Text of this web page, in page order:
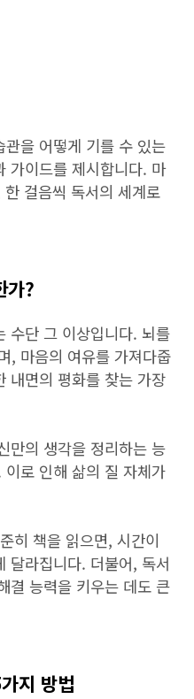
을 어떻게 기를 수 있는
가이드를 제시합니다. 마
걸음씩 독서의 세계로
가?
수단 그 이상입니다. 뇌를
, 마음의 여유를 가져다줍
내면의 평화를 찾는 가장
만의 생각을 정리하는 능
로 인해 삶의 질 자체가
히 책을 읽으면, 시간이
달라집니다. 더불어, 독서
결 능력을 키우는 데도 큰
지 방법